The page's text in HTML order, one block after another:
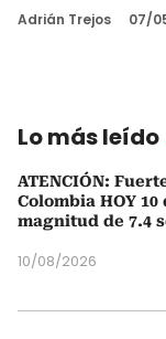
Adrián Trejos 07/
Lo más leído
ATENCIÓN:
Colombia HOY 10
magnitud de 7.4
10/08/2026